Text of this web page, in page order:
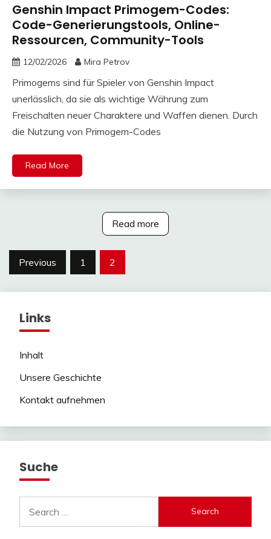
Genshin Impact Primogem-Codes:
Code-Generierungstools, Online-
Ressourcen, Community-Tools
12/02/2026 Mira Petrov
Primogems sind für Spieler von Genshin Impact
unerlässlich, da sie als wichtige Währung zum
Freischalten neuer Charaktere und Waffen dienen. Durch
die Nutzung von Primogem-Codes
Read More
Read more
Posts
Previous 1 2
Links
Inhalt
Unsere Geschichte
Kontakt aufnehmen
Suche
for: